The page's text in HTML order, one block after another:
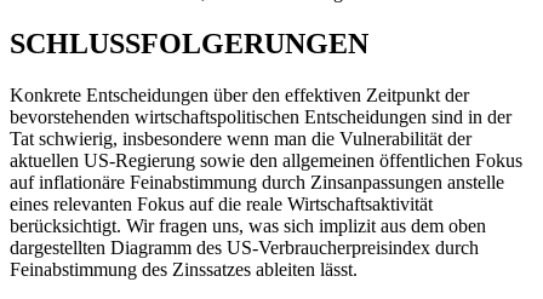
SCHLUSSFOLGERUNGEN
Konkrete Entscheidungen über den effektiven Zeitpunkt der
bevorstehenden wirtschaftspolitischen Entscheidungen sind in der
Tat schwierig, insbesondere wenn man die Vulnerabilität der
aktuellen US-Regierung sowie den allgemeinen öffentlichen Fokus
auf inflationäre Feinabstimmung durch Zinsanpassungen anstelle
eines relevanten Fokus auf die reale Wirtschaftsaktivität
berücksichtigt. Wir fragen uns, was sich implizit aus dem oben
dargestellten Diagramm des US-Verbraucherpreisindex durch
Feinabstimmung des Zinssatzes ableiten lässt.